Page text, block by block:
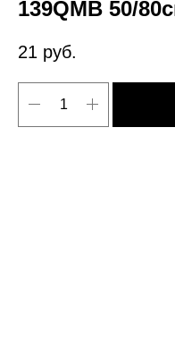
139QMB 50/
21 руб.